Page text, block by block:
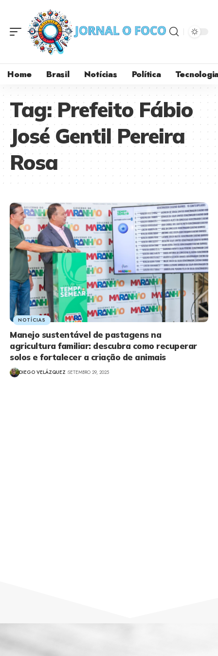
Home Brasil Notícias Política
Tag:Prefeito Fábio
José Gentil Pereira
Rosa
NOTÍCIAS
Manejo sustentável de pastagens na
agricultura familiar: descubra como recuperar
solos e fortalecer a criação de animais
DIEGO VELÁZQUEZ SETEMBRO 29, 2025